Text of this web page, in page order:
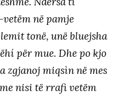
në pamje
tonë, unë bluejsha
për mue. Dhe po kjo
zgjanoj miqsìn në mes
nisi të rrafi vetëm